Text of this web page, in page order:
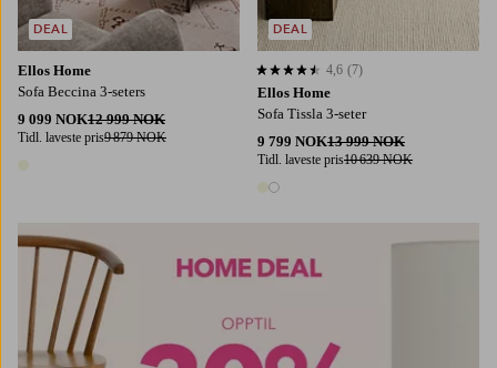
Ellos Home
Sofa Beccina 3-seters
9 099 NOK12 999 NOK
Tidl. laveste pris9 879 NOK
DEAL
Ellos Home
Sofa Tissla 3-seter
9 799 NOK13 999 NOK
Tidl. laveste pris10 639 NOK
2 farger
4,6 basert på 7 karaktergivninger
4,6 (7)
DEAL